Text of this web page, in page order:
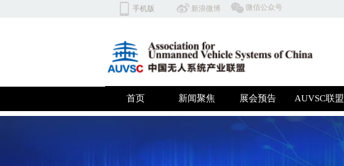
​微信公众号
手机版 ​​新浪微博
首页 新闻聚焦 展会预告 AUVSC联盟